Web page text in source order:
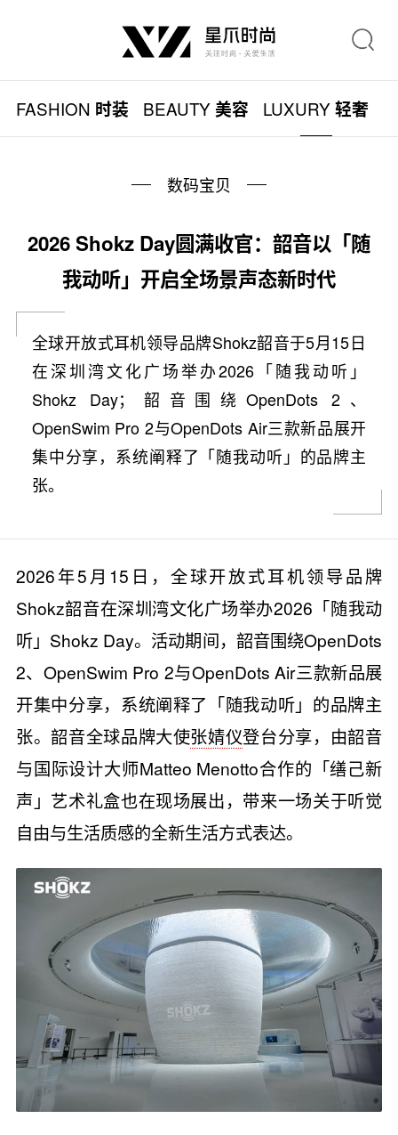
FASHION 时装 BEAUTY美容 LUXURY轻奢
数码宝贝
2026 Shokz Day圆满收官：韶音以「随
我动听」开启全场景声态新时代
全球开放式耳机领导品牌Shokz韶音于5月15日
在深圳湾文化广场举办2026「随我动听」
Shokz Day；韶音围绕OpenDots 2、
OpenSwim Pro 2与OpenDots Air三款新品展开
集中分享，系统阐释了「随我动听」的品牌主
张。
2026年5月15日，全球开放式耳机领导品牌
Shokz韶音在深圳湾文化广场举办2026「随我动
听」Shokz Day。活动期间，韶音围绕OpenDots
2、OpenSwim Pro 2与OpenDots Air三款新品展
开集中分享，系统阐释了「随我动听」的品牌主
张。韶音全球品牌大使张婧仪登台分享，由韶音
与国际设计大师Matteo Menotto合作的「缮己新
声」艺术礼盒也在现场展出，带来一场关于听觉
自由与生活质感的全新生活方式表达。